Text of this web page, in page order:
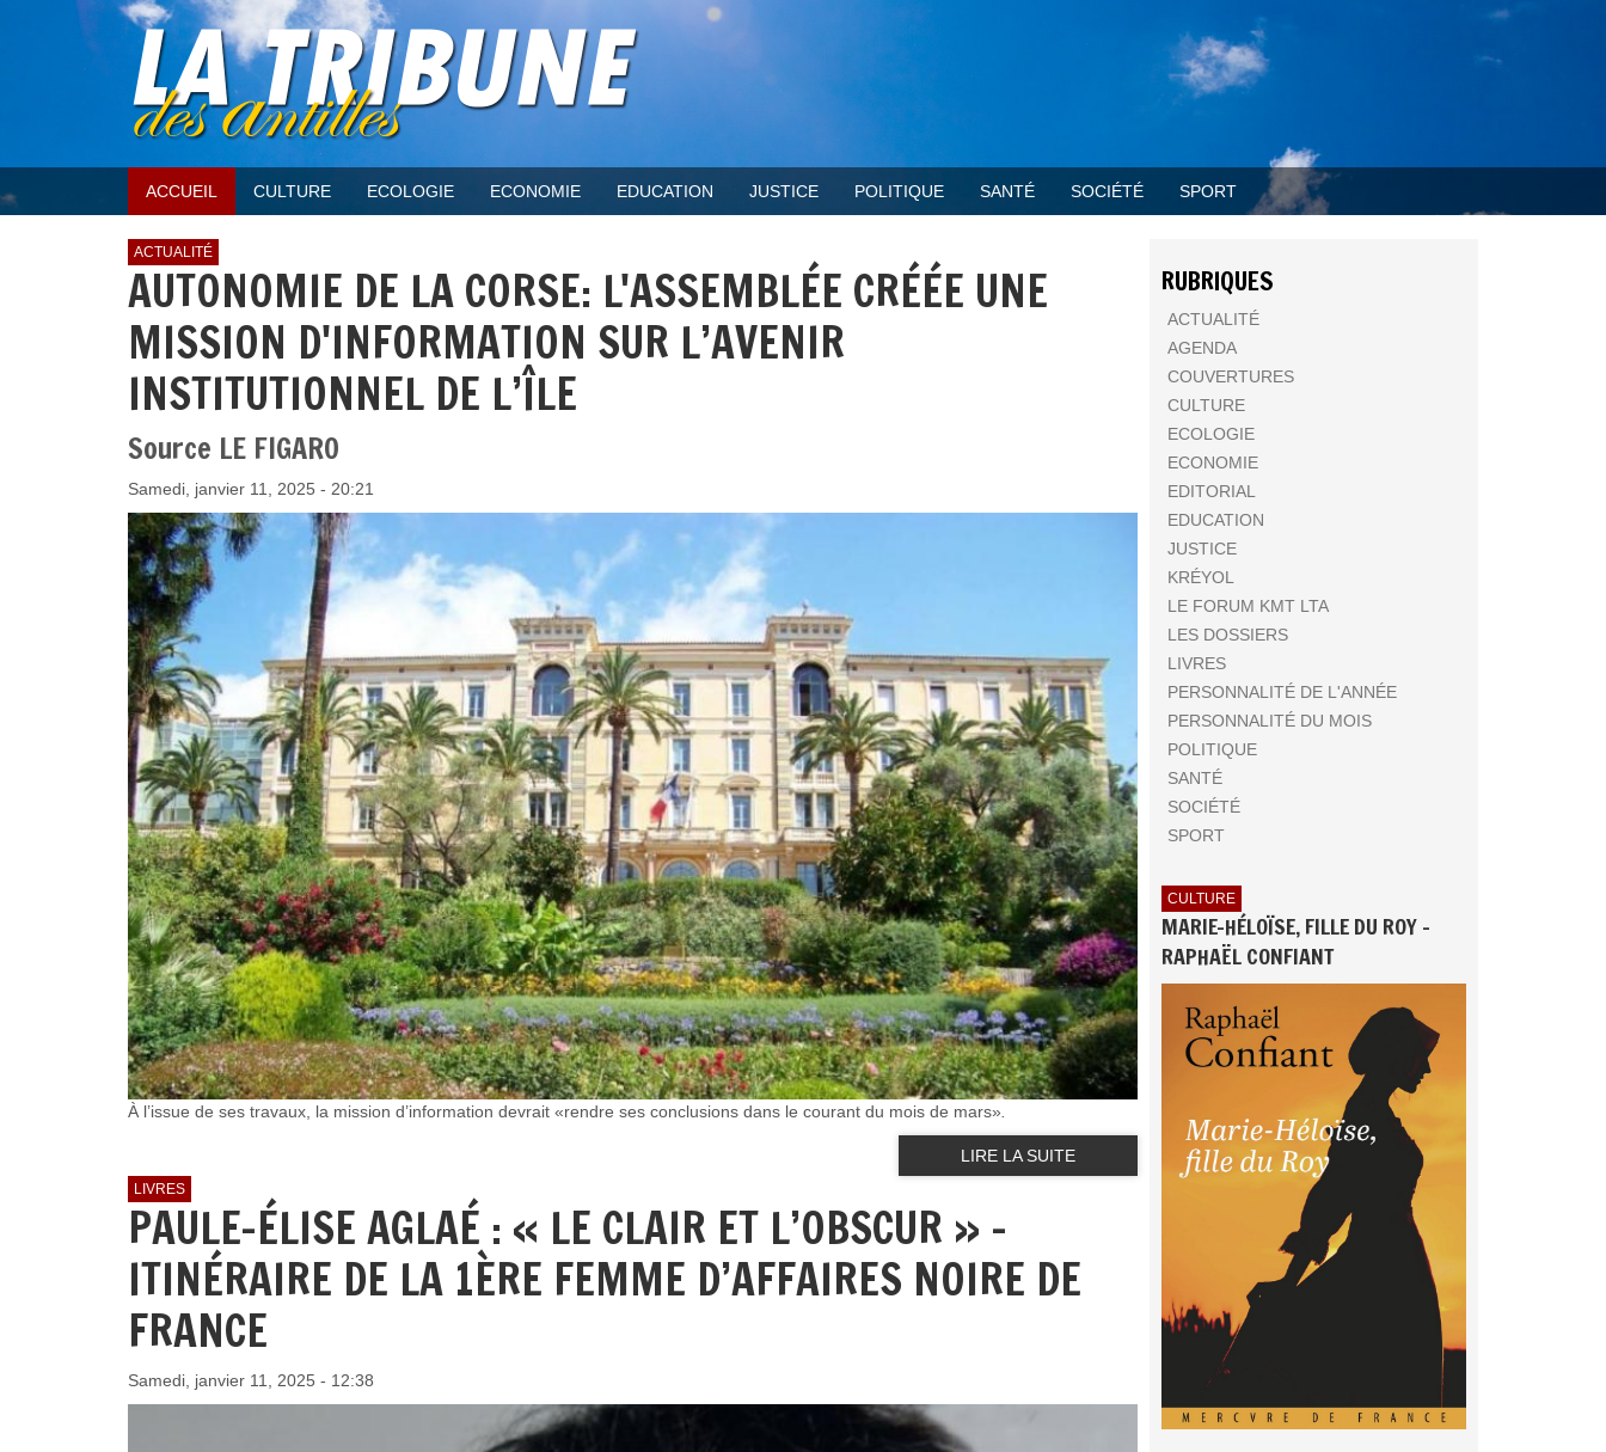
ACCUEIL CULTURE ECOLOGIE ECONOMIE EDUCATION JUSTICE POLITIQUE SANTÉ SOCIÉTÉ SPORT
ACTUALITÉ
AUTONOMIE DE LA CORSE: L'ASSEMBLÉE CRÉÉE UNE
MISSION D'INFORMATION SUR L’AVENIR
INSTITUTIONNEL DE L’ÎLE
Source LE FIGARO
Samedi, janvier 11, 2025 - 20:21
À l’issue de ses travaux, la mission d’information devrait «rendre ses conclusions dans le courant du mois de mars»
LIRE LA SUITE
LIVRES
PAULE-ÉLISE AGLAÉ : « LE CLAIR ET L’OBSCUR » –
ITINÉRAIRE DE LA 1ÈRE FEMME D’AFFAIRES NOIRE DE
FRANCE
Samedi, janvier 11, 2025 - 12:38
RUBRIQUES
ACTUALITÉ
AGENDA
COUVERTURES
CULTURE
ECOLOGIE
ECONOMIE
EDITORIAL
EDUCATION
JUSTICE
KRÉYOL
LE FORUM KMT LTA
LES DOSSIERS
LIVRES
PERSONNALITÉ DE L'ANNÉE
PERSONNALITÉ DU MOIS
POLITIQUE
SANTÉ
SOCIÉTÉ
SPORT
CULTURE
MARIE-HÉLOÏSE, FILLE DU ROY -
RAPHAËL CONFIANT